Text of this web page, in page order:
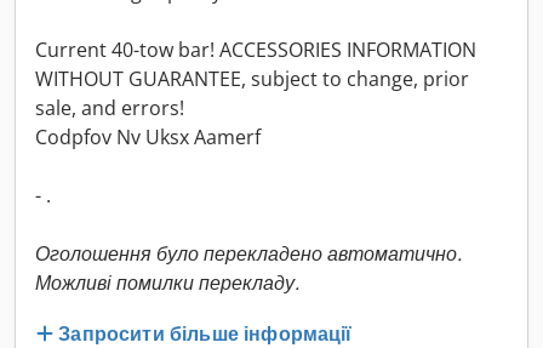
Current 40-tow bar! ACCESSORIES INFORMATION
WITHOUT GUARANTEE, subject to change, prior
sale, and errors!
Codpfov Nv Uksx Aamerf
- .
Оголошення було перекладено автоматично.
Можливі помилки перекладу.
Запросити більше інформації